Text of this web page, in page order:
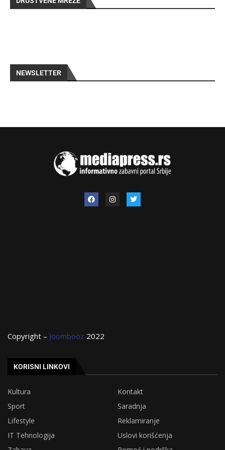
NEWSLETTER
Copyright – Joombooz 2022
KORISNI LINKOVI
Kultura
Kontakt
Sport
Saradnja
Lifestyle
Reklamiranje
IT Tehnologija
Uslovi korišćenja